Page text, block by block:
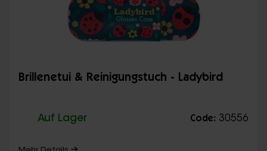
Brillenetui & Reinigungstuch - Ladybird
Auf Lager Code: 30556